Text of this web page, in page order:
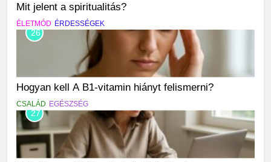
Mit jelent a spiritualitás?
ÉLETMÓD ÉRDESSÉGEK
26
Hogyan kell A B1-vitamin hiányt felismerni?
CSALÁD EGÉSZSÉG
27